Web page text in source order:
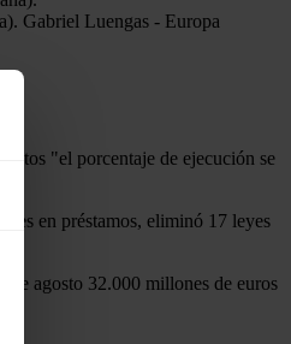
Gabriel Luengas - Europa
"el porcentaje de ejecución se
en préstamos, eliminó 17 leyes
de agosto 32.000 millones de euros